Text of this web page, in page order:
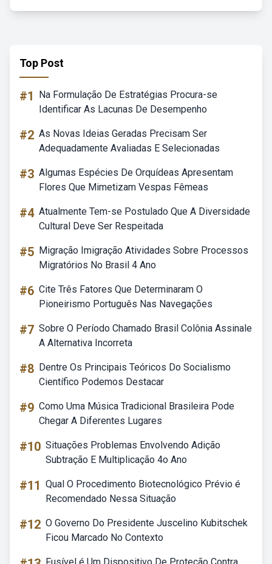
Top Post
#1
Na Formulação De Estratégias Procura-se
Identificar As Lacunas De Desempenho
#2 As Novas Ideias Geradas Precisam Ser
Adequadamente Avaliadas E Selecionadas
#3 Algumas Espécies De Orquídeas Apresentam
Flores Que Mimetizam Vespas Fêmeas
#4 Atualmente Tem-se Postulado Que A Diversidade
Cultural Deve Ser Respeitada
#5 Migração Imigração Atividades Sobre Processos
Migratórios No Brasil 4 Ano
#6 Cite Três Fatores Que Determinaram O
Pioneirismo Português Nas Navegações
#7 Sobre O Período Chamado Brasil Colônia Assinale
A Alternativa Incorreta
#8 Dentre Os Principais Teóricos Do Socialismo
Científico Podemos Destacar
#9 Como Uma Música Tradicional Brasileira Pode
Chegar A Diferentes Lugares
#10 Situações Problemas Envolvendo Adição
Subtração E Multiplicação 4o Ano
#11 Qual O Procedimento Biotecnológico Prévio é
Recomendado Nessa Situação
#12 O Governo Do Presidente Juscelino Kubitschek
Ficou Marcado No Contexto